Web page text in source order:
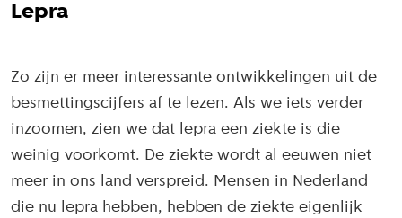
Lepra
Zo zijn er meer interessante ontwikkelingen uit de
besmettingscijfers af te lezen. Als we iets verder
inzoomen, zien we dat lepra een ziekte is die
weinig voorkomt. De ziekte wordt al eeuwen niet
meer in ons land verspreid. Mensen in Nederland
die nu lepra hebben, hebben de ziekte eigenlijk